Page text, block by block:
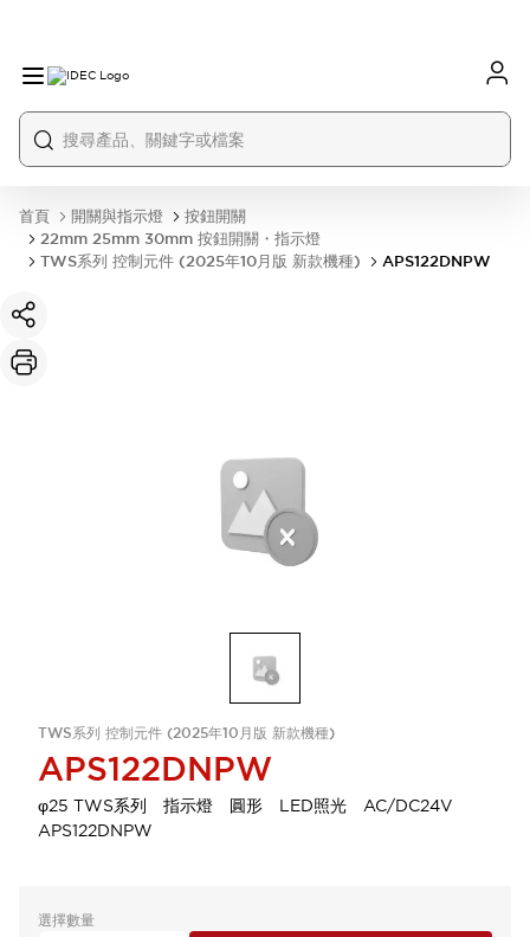
首頁 開關與指示燈
按鈕開關
22mm 25mm 30mm 按鈕開關・指示燈
TWS系列 控制元件 (2025年10月版 新款機種)
APS122DNPW
TWS系列 控制元件 (2025年10月版 新款機種)
APS122DNPW
φ25 TWS系列 指示燈 圓形 LED照光 AC/DC24V
APS122DNPW
選擇數量